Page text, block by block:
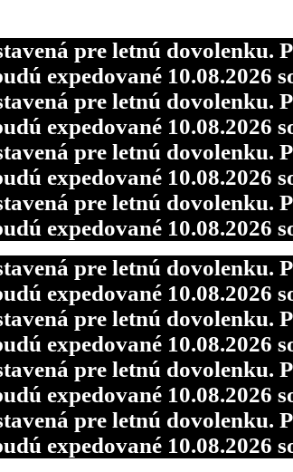
pre letnú dovolenku.
expedované 10.08.2026
pre letnú dovolenku.
expedované 10.08.2026
pre letnú dovolenku.
expedované 10.08.2026
pre letnú dovolenku.
expedované 10.08.2026
pre letnú dovolenku.
expedované 10.08.2026
pre letnú dovolenku.
expedované 10.08.2026
pre letnú dovolenku.
expedované 10.08.2026
pre letnú dovolenku.
expedované 10.08.2026